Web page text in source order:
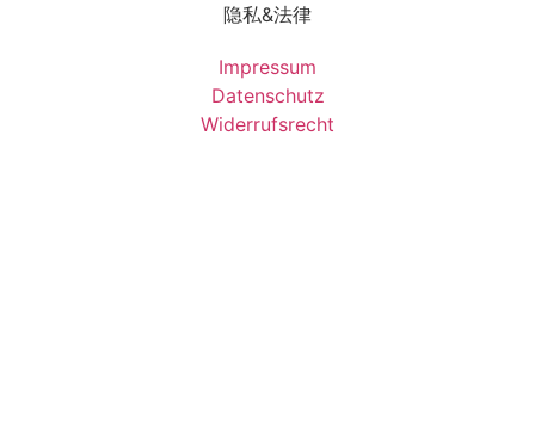
隐私&法律
Impressum
Datenschutz
Widerrufsrecht